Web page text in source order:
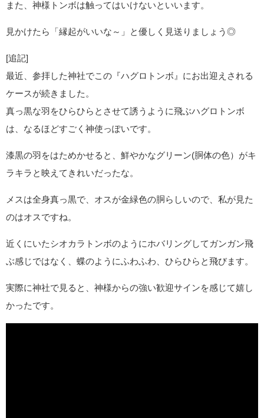
また、神様トンボは触ってはいけないといいます。
見かけたら「縁起がいいな～」と優しく見送りましょう◎
[追記]
最近、参拝した神社でこの『ハグロトンボ』にお出迎えされる
ケースが続きました。
真っ黒な羽をひらひらとさせて誘うように飛ぶハグロトンボ
は、なるほどすごく神使っぽいです。
漆黒の羽をはためかせると、鮮やかなグリーン(胴体の色）がキ
ラキラと映えてきれいだったな。
メスは全身真っ黒で、オスが金緑色の胴らしいので、私が見た
のはオスですね。
近くにいたシオカラトンボのようにホバリングしてガンガン飛
ぶ感じではなく、蝶のようにふわふわ、ひらひらと飛びます。
実際に神社で見ると、神様からの強い歓迎サインを感じて嬉し
かったです。